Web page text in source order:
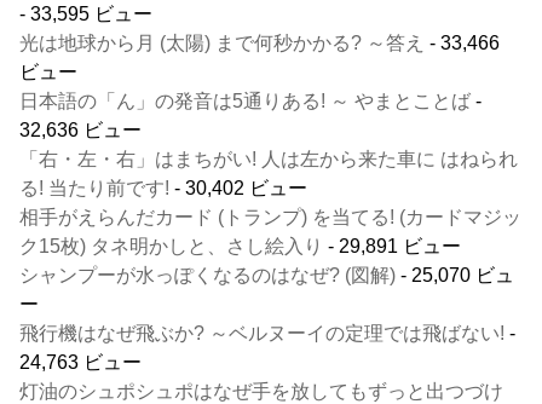
- 33,595 ビュー
光は地球から月 (太陽) まで何秒かかる? ～答え - 33,466
ビュー
日本語の「ん」の発音は5通りある! ～ やまとことば -
32,636 ビュー
「右・左・右」はまちがい! 人は左から来た車に はねられ
る! 当たり前です! - 30,402 ビュー
相手がえらんだカード (トランプ) を当てる! (カードマジッ
ク15枚) タネ明かしと、さし絵入り - 29,891 ビュー
シャンプーが水っぽくなるのはなぜ? (図解) - 25,070 ビュ
ー
飛行機はなぜ飛ぶか? ～ベルヌーイの定理では飛ばない! -
24,763 ビュー
灯油のシュポシュポはなぜ手を放してもずっと出つづけ